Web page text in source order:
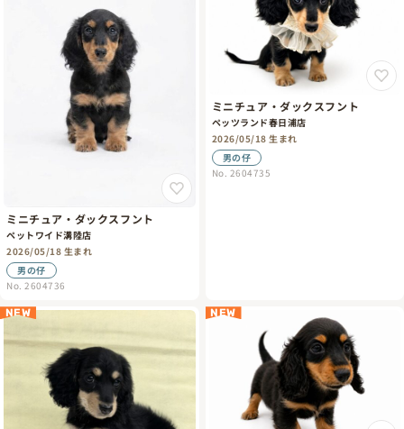
ミニチュア・ダックスフント
ペットワイド溝陸店
2026/05/18 生まれ
男の仔
No. 2604736
ミニチュア・ダックスフント
ペッツランド春日浦店
2026/05/18 生まれ
男の仔
No. 2604735
NEW NEW